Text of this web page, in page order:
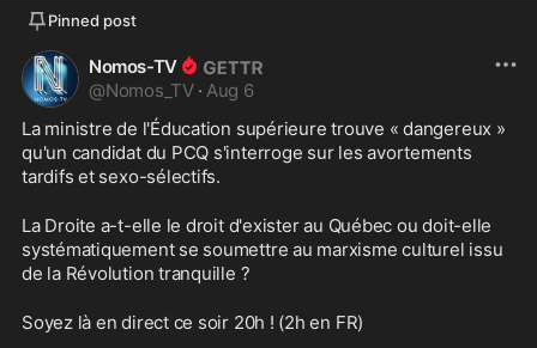
Pinned post
Nomos-TV
@Nomos_TV · Aug 6
La ministre de l'Éducation supérieure trouve « dangereux »
qu'un candidat du PCQ s'interroge sur les avortements
tardifs et sexo-sélectifs.
La Droite a-t-elle le droit d'exister au Québec ou doit-elle
systématiquement se soumettre au marxisme culturel issu
de la Révolution tranquille ?
Soyez là en direct ce soir 20h ! (2h en FR)